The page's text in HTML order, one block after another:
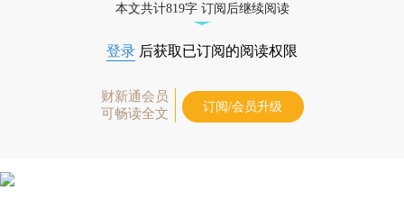
本文共计819字 订阅后继续阅读
登录 后获取已订阅的阅读权限
财新通会员
可畅读全文
订阅/会员升级